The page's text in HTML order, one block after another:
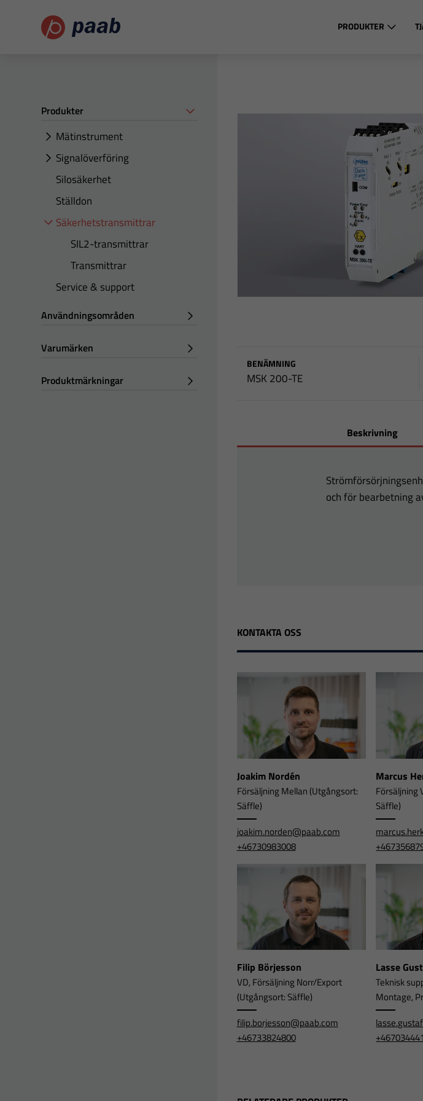
PRODUKTER
Produkter
Mätinstrument
Signalöverföring
Silosäkerhet
Ställdon
Säkerhetstransmittrar
SIL2-transmittrar
Transmittrar
Service & support
Användningsområden
Varumärken
Produktmärkningar
BENÄMNING
MSK 200-TE
Beskrivning
och för bearbetning
KONTAKTA OSS
Joakim Nordén
Försäljning Mellan (Utgångsort:
Säffle)
joakim.norden@paab.com
+46730983008
Marcus
Försäljning
Säffle)
Filip Börjesson
VD, Försäljning Norr/Export
(Utgångsort: Säffle)
filip.borjesson@paab.com
+46733824800
Lasse
Teknisk
Montage,